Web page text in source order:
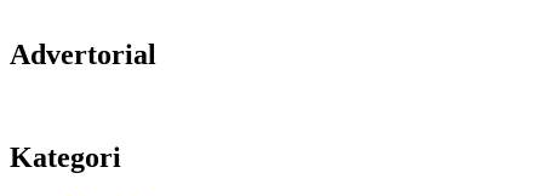
Advertorial
Kategori